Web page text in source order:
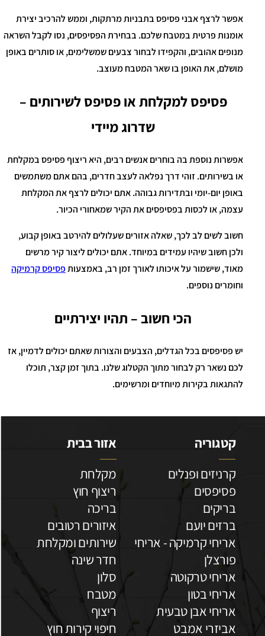
אפשר לרצף אבני פסיפס בתבניות מרתקות, וממש להרכיב יצירת
אומנות פרטית במטבח שלכם. בבחירת הפסיפסים, נסו לקבל השראה
מנופים אהובים, והקפידו לבחור צבעים שמשלימים, או סותרים באופן
מושלם, את האופן בו שאר המטבח מעוצב.
פסיפס למקלחת או פסיפס לשירותים –
שדרוג מיידי
אפשרות נוספת בה בוחרים אנשים רבים, היא ריצוף פסיפס במקלחת
או בשירותים. זוהי דרך נפלאה לעצב חדרים, בהם אתם משתמשים
באופן יום-יומי ובתדירות גבוהה. אתם יכולים לרצף את המקלחת
עצמה, או לכסות בפסיפסים את הקיר שמאחורי הכיור.
חשוב לשים לב לכך, שאלה אזורים שעלולים להירטב באופן קבוע,
ולכן חשוב שיהיו עמידים במיוחד. אתם יכולים ליצור קיר מרשים
מאוד, שישמור על איכותו לאורך זמן רב, באמצעותפסיפס קרמיקה
וחומרים נוספים.
הכי חשוב – תהיו יצירתיים
יש פסיפסים בכל הגדלים, הצבעים והצורות שאתם יכולים לדמיין, אז
לכם נשאר רק לבחור מתוך הקטלוג שלנו. בתוך זמן קצר, תוכלו
להתגאות בקירות מיוחדים ומרשימים.
קטגוריה
קרניזים ופנלים
פסיפסים
בריקים
ברזים יועם
אריחי קרמיקה - אריחי
פורצלן
אריחי טרקוטה
אריחי בטון
אריחי אבן טבעית
אביזרי אמבט
אזור בבית
מקלחת
ריצוף חוץ
בריכה
איזורים רטובים
שירותים ומקלחת
חדר שינה
סלון
מטבח
ריצוף
חיפוי קירות חוץ